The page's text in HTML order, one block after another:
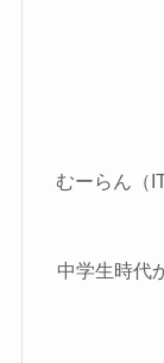
むーらん（
中学生時代